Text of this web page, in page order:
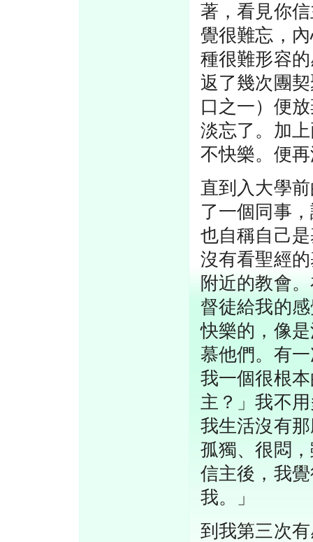
著，看見你
覺很難忘，
種很難形容
返了幾次團
口之一）便
淡忘了。加
不快樂。便
直到入大學
了一個同事
也自稱自己
沒有看聖經
附近的教會
督徒給我的
快樂的，像
慕他們。有
我一個很根
主？」我不
我生活沒有
孤獨、很悶
信主後，我
我。」
到我第三次